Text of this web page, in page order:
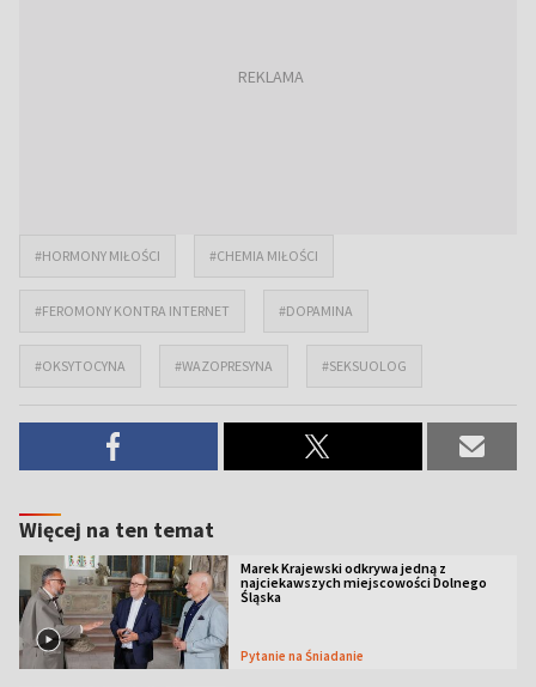
#HORMONY MIŁOŚCI #CHEMIA MIŁOŚCI
#FEROMONY KONTRA INTERNET #DOPAMINA
#OKSYTOCYNA #WAZOPRESYNA #SEKSUOLOG
Więcej na ten temat
Marek Krajewski odkrywa jedną z
najciekawszych miejscowości Dolnego
Śląska
Pytanie na Śniadanie